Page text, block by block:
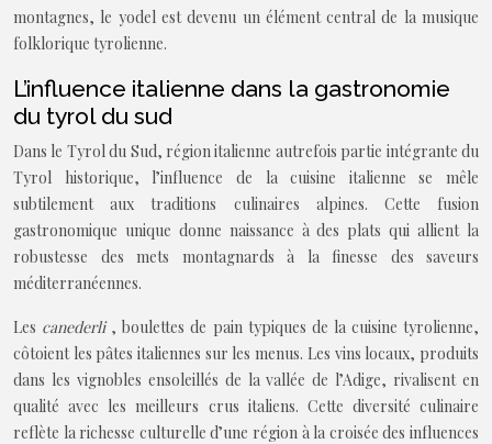
montagnes, le yodel est devenu un élément central de la musique
folklorique tyrolienne.
L’influence italienne dans la gastronomie
du tyrol du sud
Dans le Tyrol du Sud, région italienne autrefois partie intégrante du
Tyrol historique, l’influence de la cuisine italienne se mêle
subtilement aux traditions culinaires alpines. Cette fusion
gastronomique unique donne naissance à des plats qui allient la
robustesse des mets montagnards à la finesse des saveurs
méditerranéennes.
Les canederli , boulettes de pain typiques de la cuisine tyrolienne,
côtoient les pâtes italiennes sur les menus. Les vins locaux, produits
dans les vignobles ensoleillés de la vallée de l’Adige, rivalisent en
qualité avec les meilleurs crus italiens. Cette diversité culinaire
reflète la richesse culturelle d’une région à la croisée des influences